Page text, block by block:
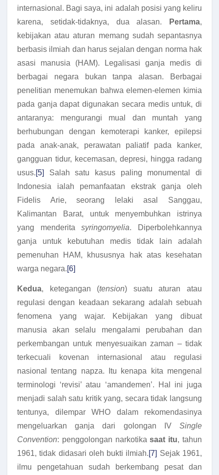
internasional. Bagi saya, ini adalah posisi yang keliru
karena, setidak-tidaknya, dua alasan.
Pertama,
kebijakan atau aturan memang sudah sepantasnya
berbasis ilmiah dan harus sejalan dengan norma hak
asasi manusia (HAM). Legalisasi ganja medis di
berbagai negara bukan tanpa alasan. Berbagai
penelitian menemukan bahwa elemen-elemen kimia
pada ganja dapat digunakan secara medis untuk, di
antaranya: mengurangi mual dan muntah yang
berhubungan dengan kemoterapi kanker, epilepsi
pada anak-anak, perawatan paliatif pada kanker,
gangguan tidur, kecemasan, depresi, hingga radang
usus.[5]
Salah satu kasus paling monumental di
Indonesia ialah pemanfaatan ekstrak ganja oleh
Fidelis Arie, seorang lelaki asal Sanggau,
Kalimantan Barat, untuk menyembuhkan istrinya
yang menderitasyringomyelia. Diperbolehkannya
ganja untuk kebutuhan medis tidak lain adalah
pemenuhan HAM, khususnya hak atas kesehatan
warga negara.[6]
Kedua, ketegangan (tension) suatu aturan atau
regulasi dengan keadaan sekarang adalah sebuah
fenomena yang wajar. Kebijakan yang dibuat
manusia akan selalu mengalami perubahan dan
perkembangan untuk menyesuaikan zaman – tidak
terkecuali kovenan internasional atau regulasi
nasional tentang napza. Itu kenapa kita mengenal
terminologi ‘revisi’ atau ‘amandemen’. Hal ini juga
menjadi salah satu kritik yang, secara tidak langsung
tentunya, dilempar WHO dalam rekomendasinya
mengeluarkan ganja dari golongan IV Single
Convention: penggolongan narkotikasaat itu, tahun
1961, tidak didasari oleh bukti ilmiah.[7] Sejak 1961,
ilmu pengetahuan sudah berkembang pesat dan